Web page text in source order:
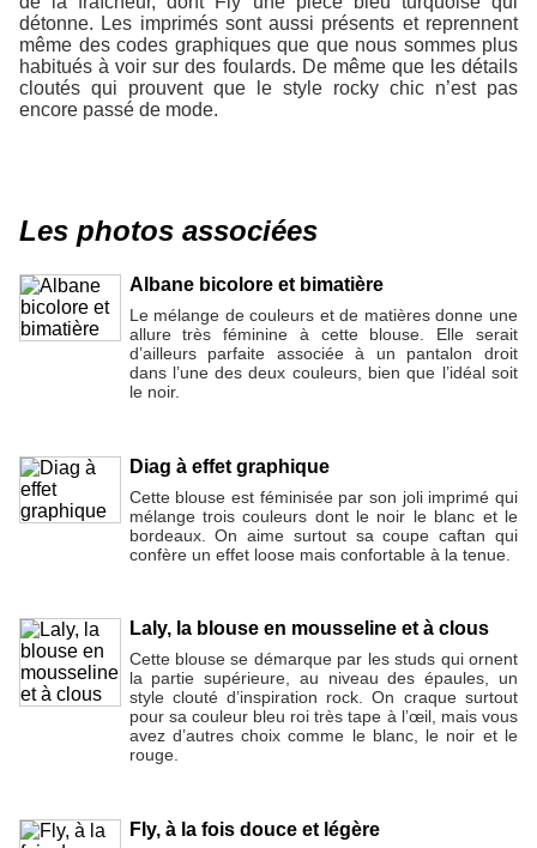
détonne. Les imprimés sont aussi présents et reprennent
même des codes graphiques que que nous sommes plus
habitués à voir sur des foulards. De même que les détails
cloutés qui prouvent que le style rocky chic n’est pas
encore passé de mode.
Les photos associées
Albane bicolore et bimatière
Le mélange de couleurs et de matières donne une
allure très féminine à cette blouse. Elle serait
d’ailleurs parfaite associée à un pantalon droit
dans l’une des deux couleurs, bien que l’idéal soit
le noir.
Diag à effet graphique
Cette blouse est féminisée par son joli imprimé qui
mélange trois couleurs dont le noir le blanc et le
bordeaux. On aime surtout sa coupe caftan qui
confère un effet loose mais confortable à la tenue.
Laly, la blouse en mousseline et à clous
Cette blouse se démarque par les studs qui ornent
la partie supérieure, au niveau des épaules, un
style clouté d’inspiration rock. On craque surtout
pour sa couleur bleu roi très tape à l’œil, mais vous
avez d’autres choix comme le blanc, le noir et le
rouge.
Fly, à la fois douce et légère